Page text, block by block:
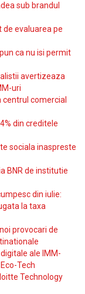
sub brandul
de evaluarea pe
ca nu isi permit
avertizeaza
uri
centrul comercial
din creditele
sociala inaspreste
BNR de institutie
din iulie:
la taxa
provocari de
ale IMM-
Tech
Technology